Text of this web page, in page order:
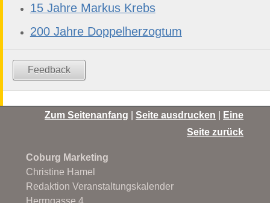
15 Jahre Markus Krebs
200 Jahre Doppelherzogtum
Feedback
Zum Seitenanfang |Seite ausdrucken
Eine
Seite zurück
Coburg Marketing
Christine Hamel
Redaktion Veranstaltungskalender
Herrngasse 4